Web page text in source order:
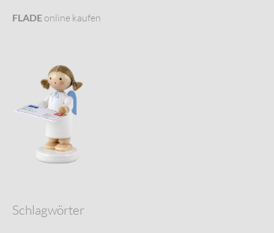
FLADE online kaufen
Schlagwörter